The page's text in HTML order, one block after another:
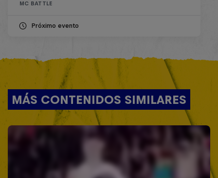
MC BATTLE
Próximo evento
MÁS CONTENIDOS SIMILARES